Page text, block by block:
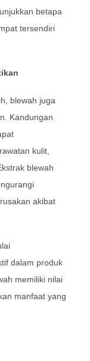
betapa
tersendiri
blewah juga
Kandungan
kulit,
blewah
akibat
dalam produk
memiliki nilai
manfaat yang